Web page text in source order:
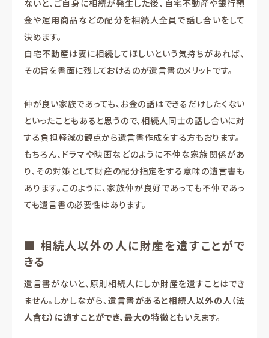
ないと、ご自身に相続が発生した後、自宅不動産や銀行預
金や運用商品などの配分を相続人全員で話し合いをして
決めます。
自宅不動産は妻に相続してほしいという気持ちがあれば、
その旨を書面に残しておけるのが遺言書のメリットです。
仲が良い家族であっても、お金の話はできるだけしたくない
といったこともあると思うので、相続人同士の話し合いに対
する負担軽減の観点から遺言書作成をする方もおります。
もちろん、ドラマや映画などのように不仲な家族関係があ
り、その対策として財産の配分指定をする意味の遺言書も
あります。このように、家族仲が良好であっても不仲であっ
ても遺言書の必要性はあります。
■ 相続人以外の人に財産を遺すことがで
きる
遺言書がないと、原則相続人にしか財産を遺すことはでき
ません。しかしながら、遺言書があると相続人以外の人（法
人含む）に遺すことができ、最大の特徴ともいえます。